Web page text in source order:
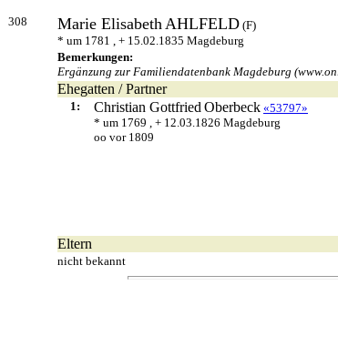
308 Marie ElisabethAHLFELD (F)
* um 1781 , + 15.02.1835 Magdeburg
Bemerkungen:
Ergänzung zur Familiendatenbank Magdeburg
Ehegatten / Partner
1: Christian Gottfried Oberbeck «53797»
* um 1769 , + 12.03.1826 Magdeburg
oo vor 1809
Eltern
nicht bekannt